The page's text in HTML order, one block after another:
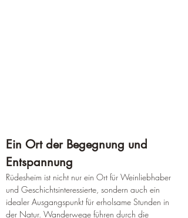
Ein Ort der Begegnung und
Entspannung
Rüdesheim ist nicht nur ein Ort für Weinliebhaber
und Geschichtsinteressierte, sondern auch ein
idealer Ausgangspunkt für erholsame Stunden in
der Natur. Wanderwege führen durch die